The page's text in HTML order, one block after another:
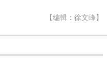
【編輯：徐文峰】